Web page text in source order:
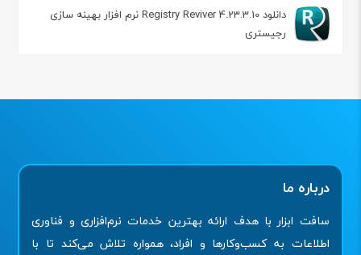
دانلود Registry Reviver 4.23.3.10 نرم افزار بهینه سازی
رجیستری
درباره ما
سافت ابزار با هدف ارائه بهترین خدمات نرم‌افزاری و فناوری
اطلاعات به کسب‌وکارها و افراد، همواره تلاش می‌کند تا با